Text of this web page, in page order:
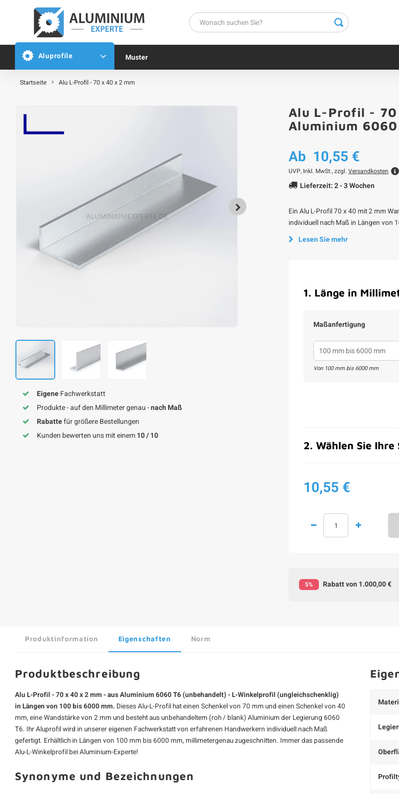
Aluprofile Muster
Startseite Alu L-Profil - 70 x 40 x 2 mm
EigeneFachwerkstatt
Produkte - auf den Millimeter genau -nach Maß
Rabattefür größere Bestellungen
Kunden bewerten uns mit einem10 / 10
Alu L-Profil -
Aluminium
Ab 10,55 €
UVP, Inkl. MwSt., zzgl. Versandkosten
Lieferzeit: 2 - 3 Wochen
Ein Alu L-Profil 70 x 40 mit 2 mm
individuell nach Maß in Längen von
Lesen Sie mehr
1. Länge in
Maßanfertigung
Von 100mm bis6000mm
2. Wählen Sie
10,55 €
5% Rabatt von 1.000,00 €
Produktinformation Eigenschaften Norm
Produktbeschreibung
Alu L-Profil - 70 x 40 x 2 mm - aus Aluminium 6060 T6 (unbehandelt) - L-Winkelprofil (ungleichschenklig)
in Längen von 100 bis 6000 mm. Dieses Alu-L-Profil hat einen Schenkel von 70 mm und einen Schenkel von 40
mm, eine Wandstärke von 2 mm und besteht aus unbehandeltem (roh / blank) Aluminium der Legierung 6060
T6. IhrAluprofilwird in unserer eigenen Fachwerkstatt von erfahrenen Handwerkern individuell nach Maß
gefertigt. Erhältlich in Längen von 100 mm bis 6000 mm, millimetergenau zugeschnitten. Immer das passende
Alu-L-Winkelprofil bei Aluminium-Experte!
Synonyme und Bezeichnungen